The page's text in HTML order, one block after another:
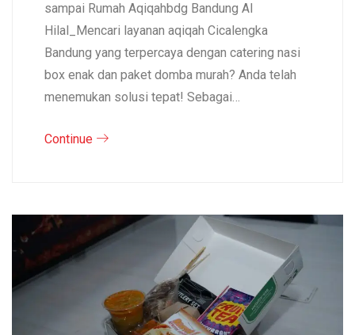
sampai Rumah Aqiqahbdg Bandung Al
Hilal_Mencari layanan aqiqah Cicalengka
Bandung yang terpercaya dengan catering nasi
box enak dan paket domba murah? Anda telah
menemukan solusi tepat! Sebagai…
Continue